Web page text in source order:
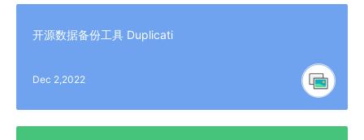
开源数据备份工具 Duplicati
Dec 2,2022